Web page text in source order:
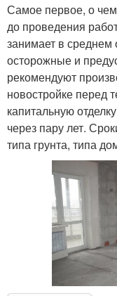
Самое первое, о
до проведения
занимает в среднем
осторожные и
рекомендуют
новостройке перед
капитальную
через пару лет.
типа грунта, типа